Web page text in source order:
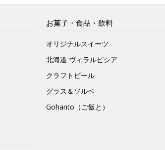
お菓子・食品・飲料
オリジナルスイーツ
北海道 ヴィラルピシア
クラフトビール
グラス＆ソルベ
Gohanto（ご飯と）